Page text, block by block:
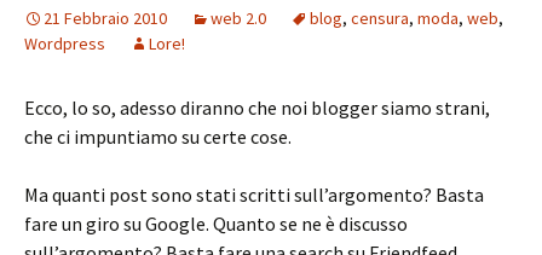
21 Febbraio 2010 web 2.0 blog, censura, moda, web,
Wordpress
Lore!
Ecco, lo so, adesso diranno che noi blogger siamo strani,
che ci impuntiamo su certe cose.
Ma quanti post sono stati scritti sull’argomento? Basta
fare un giro su Google. Quanto se ne è discusso